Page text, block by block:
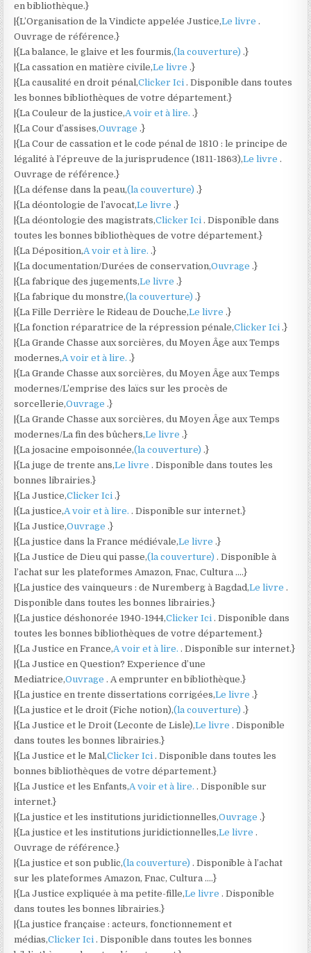
en bibliothèque.}
|{L’Organisation de la Vindicte appelée Justice,Le livre.
Ouvrage de référence.}
|{La balance, le glaive et les fourmis,(la couverture).}
|{La cassation en matière civile,Le livre.}
|{La causalité en droit pénal,Clicker Ici. Disponible dans toutes
les bonnes bibliothèques de votre département.}
|{La Couleur de la justice,A voir et à lire..}
|{La Cour d’assises,Ouvrage.}
|{La Cour de cassation et le code pénal de 1810 : le principe de
légalité à l’épreuve de la jurisprudence (1811-1863),Le livre.
Ouvrage de référence.}
|{La défense dans la peau,(la couverture).}
|{La déontologie de l’avocat,Le livre.}
|{La déontologie des magistrats,Clicker Ici. Disponible dans
toutes les bonnes bibliothèques de votre département.}
|{La Déposition,A voir et à lire..}
|{La documentation/Durées de conservation,Ouvrage.}
|{La fabrique des jugements,Le livre.}
|{La fabrique du monstre,(la couverture).}
|{La Fille Derrière le Rideau de Douche,Le livre.}
|{La fonction réparatrice de la répression pénale,Clicker Ici.}
|{La Grande Chasse aux sorcières, du Moyen Âge aux Temps
modernes,A voir et à lire..}
|{La Grande Chasse aux sorcières, du Moyen Âge aux Temps
modernes/L’emprise des laïcs sur les procès de
sorcellerie,Ouvrage.}
|{La Grande Chasse aux sorcières, du Moyen Âge aux Temps
modernes/La fin des bûchers,Le livre.}
|{La josacine empoisonnée,(la couverture).}
|{La juge de trente ans,Le livre. Disponible dans toutes les
bonnes librairies.}
|{La Justice,Clicker Ici.}
|{La justice,A voir et à lire.. Disponible sur internet.}
|{La Justice,Ouvrage.}
|{La justice dans la France médiévale,Le livre.}
|{La Justice de Dieu qui passe,(la couverture). Disponible à
l’achat sur les plateformes Amazon, Fnac, Cultura ….}
|{La justice des vainqueurs : de Nuremberg à Bagdad,Le livre.
Disponible dans toutes les bonnes librairies.}
|{La justice déshonorée 1940-1944,Clicker Ici. Disponible dans
toutes les bonnes bibliothèques de votre département.}
|{La Justice en France,A voir et à lire.. Disponible sur internet.}
|{La Justice en Question? Experience d’une
Mediatrice,Ouvrage. A emprunter en bibliothèque.}
|{La justice en trente dissertations corrigées,Le livre.}
|{La justice et le droit (Fiche notion),(la couverture).}
|{La Justice et le Droit (Leconte de Lisle),Le livre. Disponible
dans toutes les bonnes librairies.}
|{La Justice et le Mal,Clicker Ici. Disponible dans toutes les
bonnes bibliothèques de votre département.}
|{La Justice et les Enfants,A voir et à lire.. Disponible sur
internet.}
|{La justice et les institutions juridictionnelles,Ouvrage.}
|{La justice et les institutions juridictionnelles,Le livre.
Ouvrage de référence.}
|{La justice et son public,(la couverture). Disponible à l’achat
sur les plateformes Amazon, Fnac, Cultura ….}
|{La Justice expliquée à ma petite-fille,Le livre. Disponible
dans toutes les bonnes librairies.}
|{La justice française : acteurs, fonctionnement et
médias,Clicker Ici. Disponible dans toutes les bonnes